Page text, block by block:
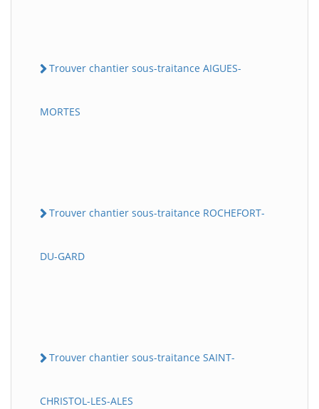
Trouver chantier sous-traitance AIGUES-
MORTES
Trouver chantier sous-traitance ROCHEFORT-
DU-GARD
Trouver chantier sous-traitance SAINT-
CHRISTOL-LES-ALES